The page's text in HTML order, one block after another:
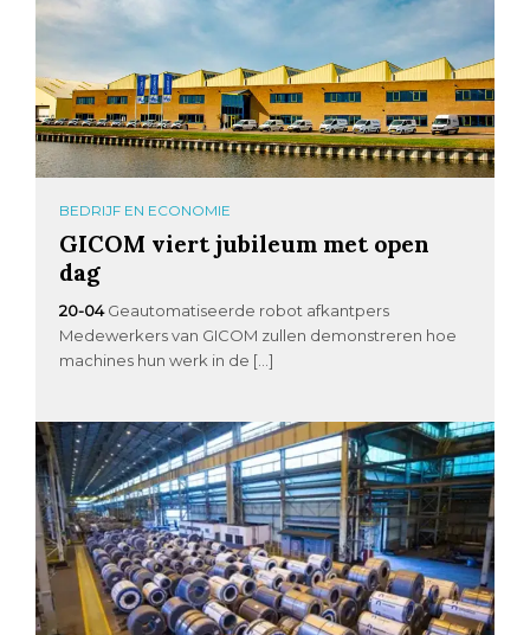
BEDRIJF EN ECONOMIE
GICOM viert jubileum met open
dag
20-04 Geautomatiseerde robot afkantpers
Medewerkers van GICOM zullen demonstreren hoe
machines hun werk in de […]